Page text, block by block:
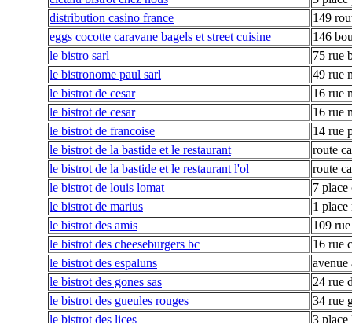
distribution casino france
149
eggs cocotte caravane bagels et street cuisine
146
le bistro sarl
75 rue
le bistronome paul sarl
49 rue
le bistrot de cesar
16 rue
le bistrot de cesar
16 rue
le bistrot de francoise
14 rue
le bistrot de la bastide et le restaurant
route
le bistrot de la bastide et le restaurant l'ol
route
le bistrot de louis lomat
7 place
le bistrot de marius
1 place
le bistrot des amis
109
le bistrot des cheeseburgers bc
16 rue
le bistrot des espaluns
avenue
le bistrot des gones sas
24 rue
le bistrot des gueules rouges
34 rue
le bistrot des lices
3 place